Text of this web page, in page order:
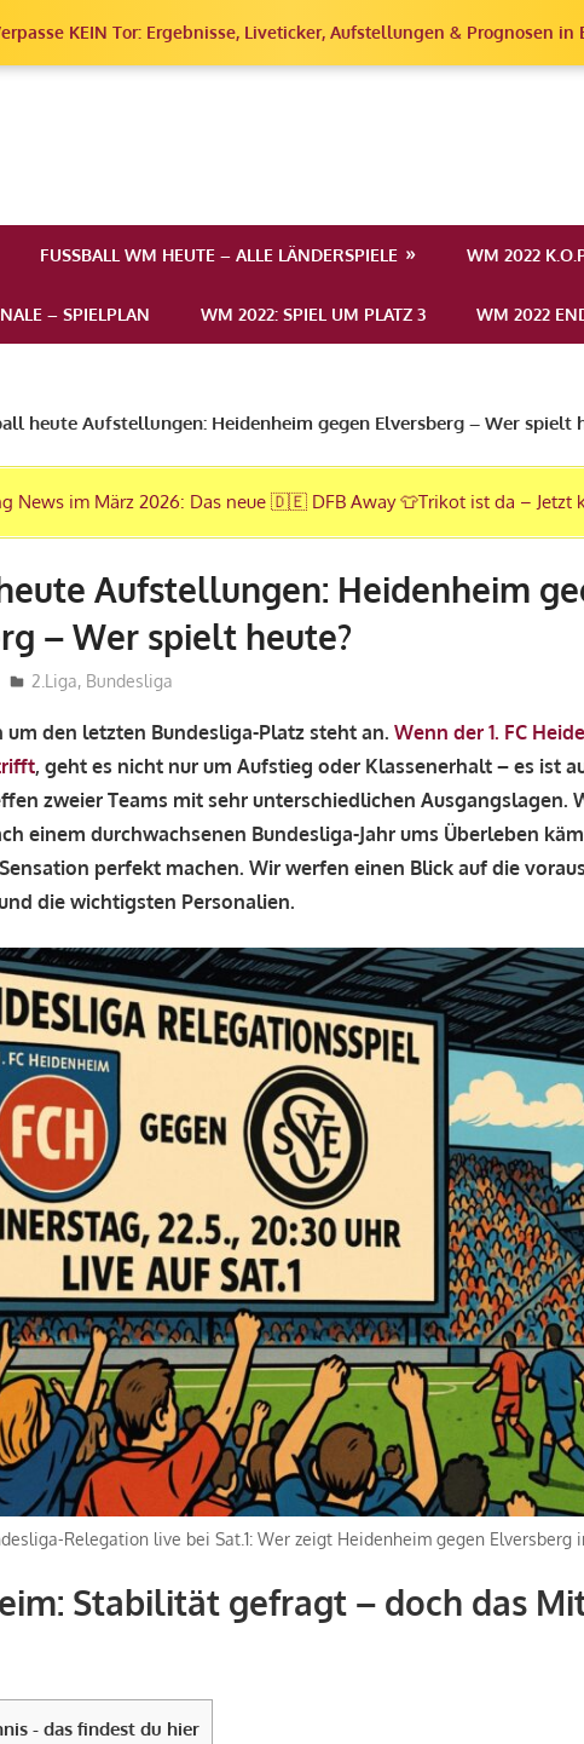
KEIN Tor: Ergebnisse, Liveticker, Aufstellungen & Prognosen in
FUSSBALL WM HEUTE – ALLE LÄNDERSPIELE WM 2022
– SPIELPLAN WM 2022: SPIEL UM PLATZ 3 WM 2022
heute Aufstellungen: Heidenheim gegen Elversberg – Wer spielt
News im März 2026: Das neue 🇩🇪 DFB Away 👕Trikot ist da – Jetzt
Aufstellungen: Heidenheim
– Wer spielt heute?
admin_wm2022
2.Liga, Bundesliga
um den letzten Bundesliga-Platz steht an.Wenn der 1. FC
, geht es nicht nur um Aufstieg oder Klassenerhalt – es ist
zweier Teams mit sehr unterschiedlichen Ausgangslagen.
einem durchwachsenen Bundesliga-Jahr ums Überleben
perfekt machen. Wir werfen einen Blick auf die
die wichtigsten Personalien.
Relegation live bei Sat.1: Wer zeigt Heidenheim gegen Elversberg
Stabilität gefragt – doch das
- das findest du hier